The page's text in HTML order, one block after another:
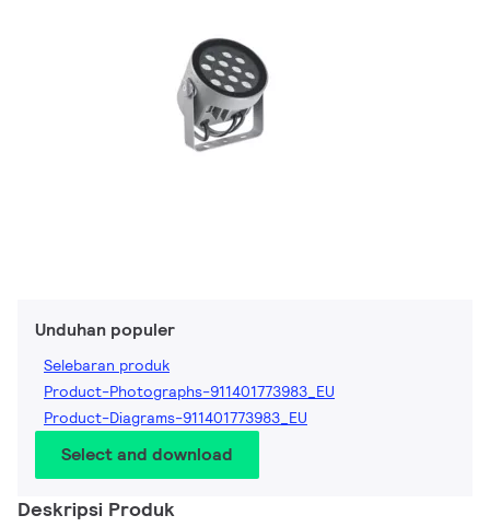
Unduhan populer
Selebaran produk
Product-Photographs-911401773983_EU
Product-Diagrams-911401773983_EU
Select and download
Deskripsi Produk